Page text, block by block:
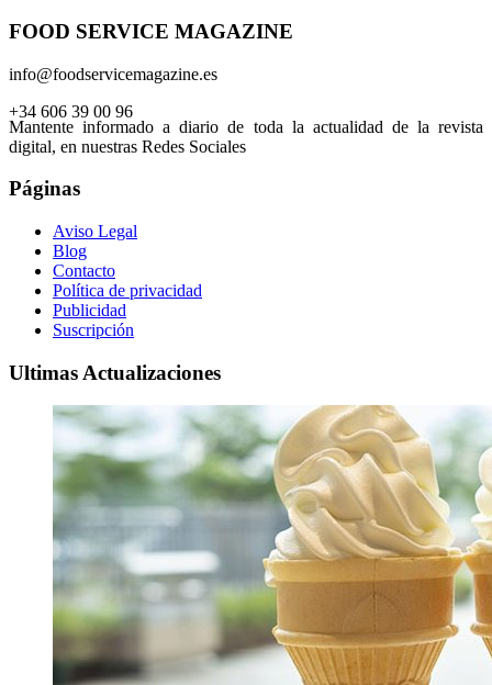
FOOD SERVICE MAGAZINE
info@foodservicemagazine.es
+34 606 39 00 96
Mantente informado a diario de toda la actualidad de la revista
digital, en nuestras Redes Sociales
Páginas
Aviso Legal
Blog
Contacto
Política de privacidad
Publicidad
Suscripción
Ultimas Actualizaciones